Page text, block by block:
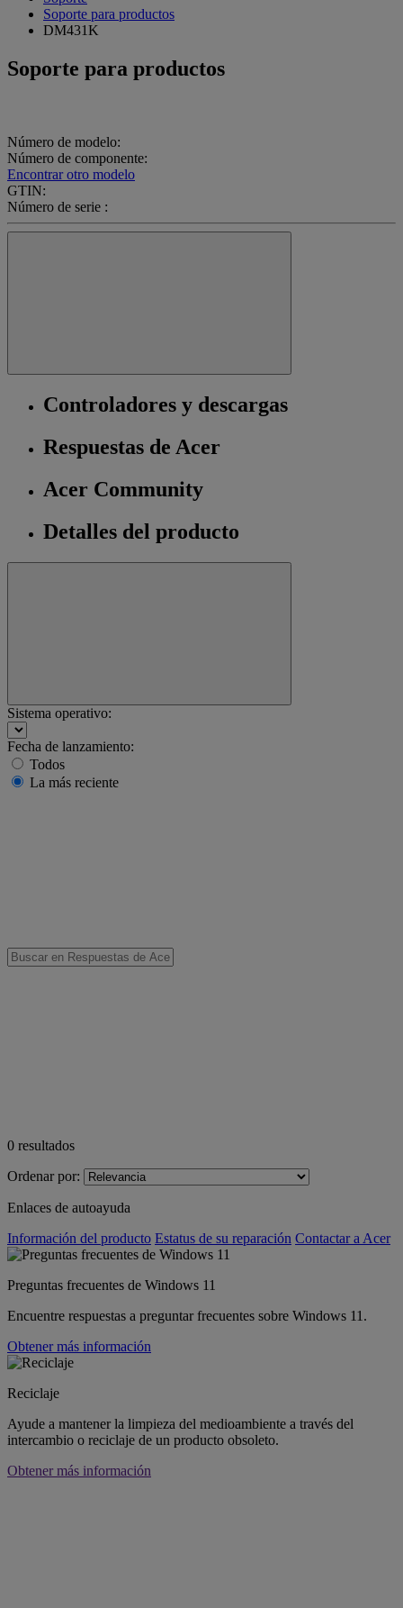
Soporte para productos
DM431K
Soporte para productos
Número de modelo:
Número de componente:
Encontrar otro modelo
GTIN:
Número de serie :
Controladores y descargas
Respuestas de Acer
Acer Community
Detalles del producto
Sistema operativo:
Fecha de lanzamiento:
Todos
La más reciente
0 resultados
Ordenar por:
Enlaces de autoayuda
Información del producto Estatus de su reparación Contactar a Acer
Preguntas frecuentes de Windows 11
Encuentre respuestas a preguntar frecuentes sobre Windows 11.
Obtener más información
Reciclaje
Ayude a mantener la limpieza del medioambiente a través del
intercambio o reciclaje de un producto obsoleto.
Obtener más información